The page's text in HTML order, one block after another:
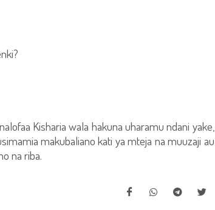
Kisharia wala hakuna uharamu ndani yake,
makubaliano kati ya mteja na muuzaji au
na riba.